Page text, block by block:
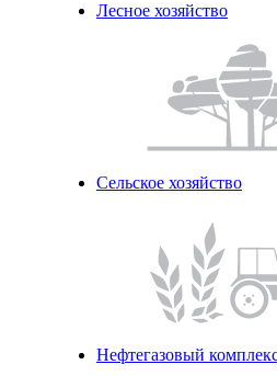
Лесное хозяйство
Сельское хозяйство
Нефтегазовый